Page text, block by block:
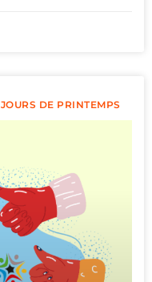
JOURS DE PRINTEMPS